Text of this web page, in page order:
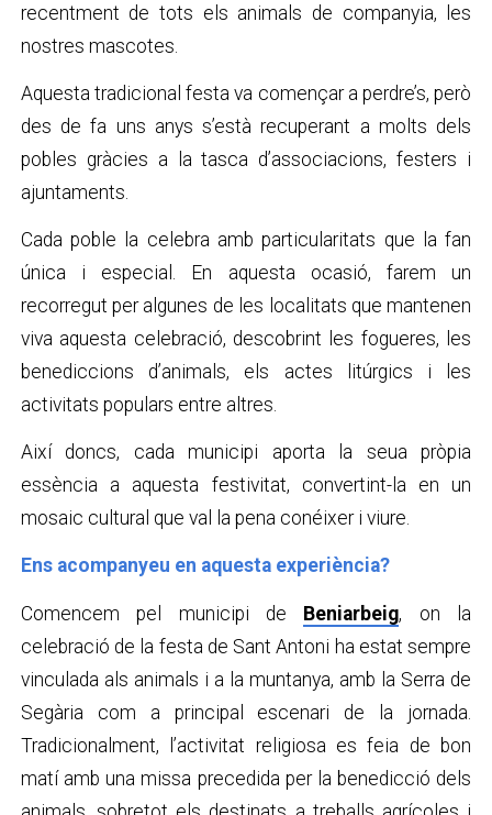
recentment de tots els animals de companyia, les
nostres mascotes.
Aquesta tradicional festa va començar a perdre’s, però
des de fa uns anys s’està recuperant a molts dels
pobles gràcies a la tasca d’associacions, festers i
ajuntaments.
Cada poble la celebra amb particularitats que la fan
única i especial. En aquesta ocasió, farem un
recorregut per algunes de les localitats que mantenen
viva aquesta celebració, descobrint les fogueres, les
benediccions d’animals, els actes litúrgics i les
activitats populars entre altres.
Així doncs, cada municipi aporta la seua pròpia
essència a aquesta festivitat, convertint-la en un
mosaic cultural que val la pena conéixer i viure.
Ens acompanyeu en aquesta experiència?
Comencem pel municipi de Beniarbeig, on la
celebració de la festa de Sant Antoni ha estat sempre
vinculada als animals i a la muntanya, amb la Serra de
Segària com a principal escenari de la jornada.
Tradicionalment, l’activitat religiosa es feia de bon
matí amb una missa precedida per la benedicció dels